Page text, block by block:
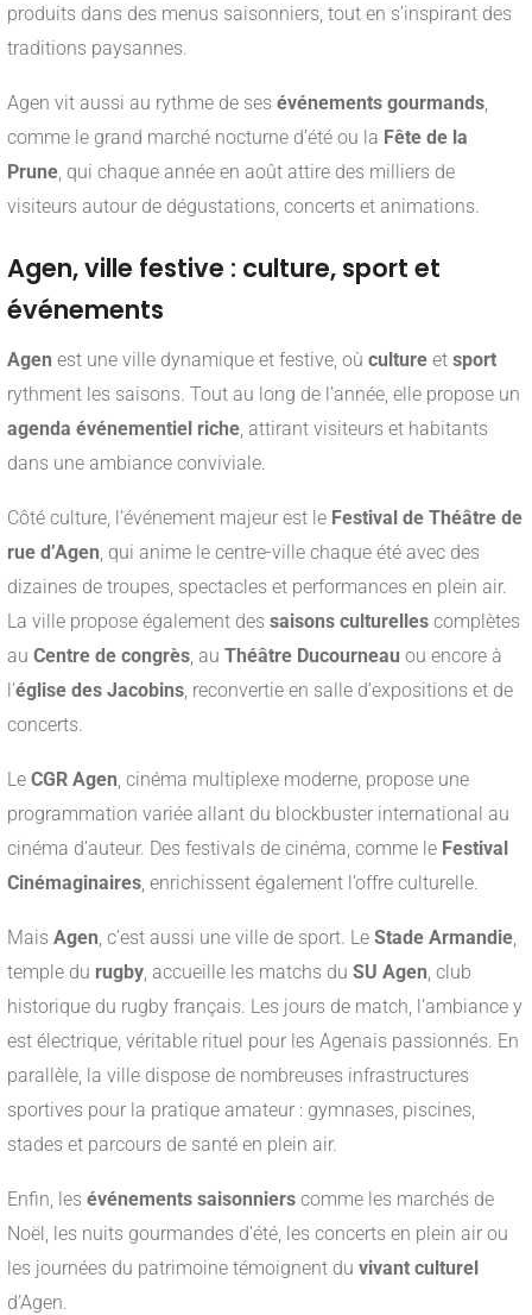
produits dans des menus saisonniers, tout en s’inspirant des
traditions paysannes.
Agen vit aussi au rythme de ses événements gourmands
comme le grand marché nocturne d’été ou la Fête de la
Prune , qui chaque année en août attire des milliers de
visiteurs autour de dégustations, concerts et animations.
Agen, ville festive : culture, sport et
événements
Agen est une ville dynamique et festive, où culture et sport
rythment les saisons. Tout au long de l’année, elle propose un
agenda événementiel riche , attirant visiteurs et habitants
dans une ambiance conviviale.
Côté culture, l’événement majeur est le Festival de Théâtre de
rue d’Agen , qui anime le centre-ville chaque été avec des
dizaines de troupes, spectacles et performances en plein air.
La ville propose également des saisons culturelles complètes
au Centre de congrès , au Théâtre Ducourneau ou encore à
l’église des Jacobins , reconvertie en salle d’expositions et de
concerts.
Le CGR Agen , cinéma multiplexe moderne, propose une
programmation variée allant du blockbuster international au
cinéma d’auteur. Des festivals de cinéma, comme le Festival
Cinémaginaires , enrichissent également l’offre culturelle.
Mais Agen , c’est aussi une ville de sport. Le Stade Armandie
temple du rugby , accueille les matchs du SU Agen , club
historique du rugby français. Les jours de match, l’ambiance y
est électrique, véritable rituel pour les Agenais passionnés. En
parallèle, la ville dispose de nombreuses infrastructures
sportives pour la pratique amateur : gymnases, piscines,
stades et parcours de santé en plein air.
Enfin, les événements saisonniers comme les marchés de
Noël, les nuits gourmandes d’été, les concerts en plein air ou
les journées du patrimoine témoignent du vivant culturel
d’Agen.